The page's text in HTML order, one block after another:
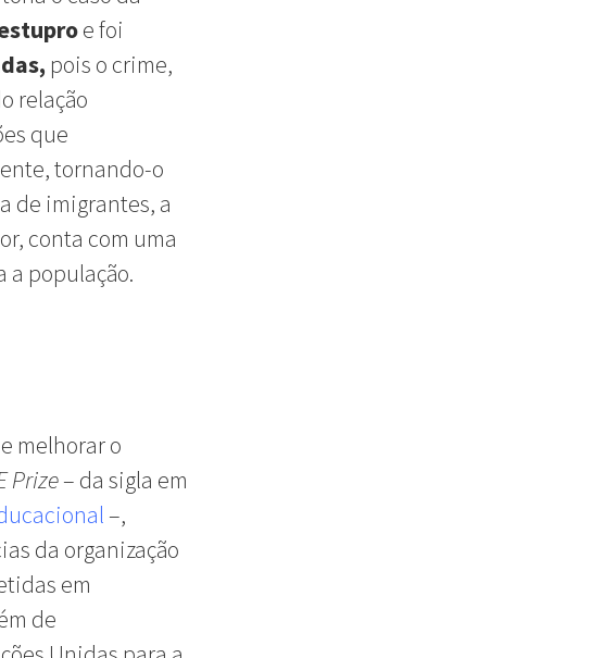
e foi
pois o crime,
relação
que
tornando-o
de imigrantes, a
conta com uma
a população.
melhorar o
Prize– da sigla em
–,
da organização
em
de